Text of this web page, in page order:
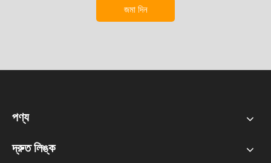
জমা দিন
পণ্য
দ্রুত লিঙ্ক